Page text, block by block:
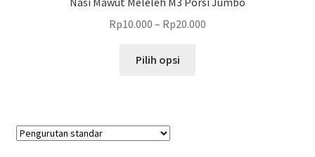
Rp10.000 – Rp20.000
Pilih opsi